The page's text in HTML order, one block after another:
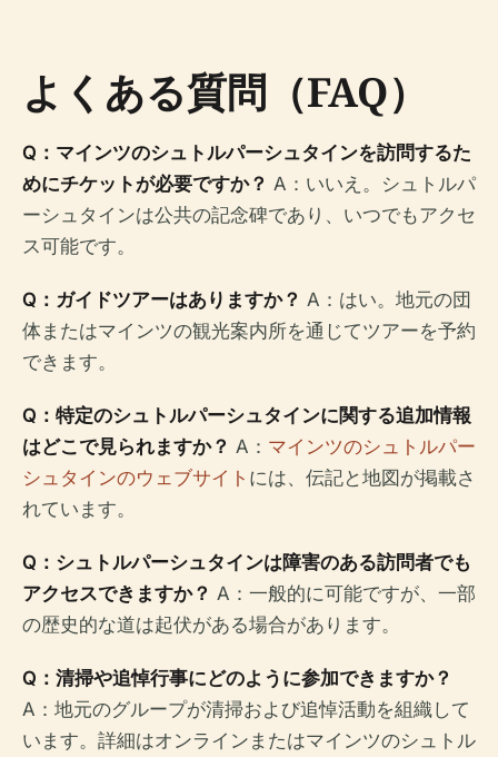
よくある質問（FAQ）
Q：マインツのシュトルパーシュタインを訪問するた
めにチケットが必要ですか？ A：いいえ。シュトルパ
ーシュタインは公共の記念碑であり、いつでもアクセ
ス可能です。
Q：ガイドツアーはありますか？ A：はい。地元の団
体またはマインツの観光案内所を通じてツアーを予約
できます。
Q：特定のシュトルパーシュタインに関する追加情報
はどこで見られますか？ A： マインツのシュトルパー
シュタインのウェブサイト には、伝記と地図が掲載さ
れています。
Q：シュトルパーシュタインは障害のある訪問者でも
アクセスできますか？ A：一般的に可能ですが、一部
の歴史的な道は起伏がある場合があります。
Q：清掃や追悼行事にどのように参加できますか？
A：地元のグループが清掃および追悼活動を組織して
います。詳細はオンラインまたはマインツのシュトル